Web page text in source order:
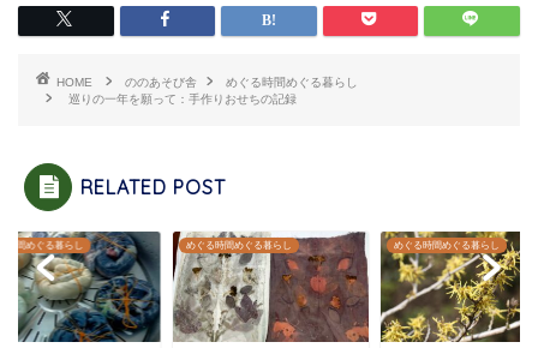
HOME ののあそび舎
めぐる時間めぐる暮らし
巡りの一年を願って：手作りおせちの記録
RELATED POST
時間めぐる暮らし めぐる時間めぐる暮らし めぐる時間めぐる暮らし